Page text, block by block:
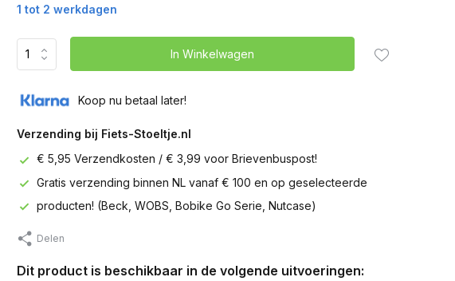
1 tot 2 werkdagen
In Winkelwagen
Koop nu betaal later!
Verzending bij Fiets-Stoeltje.nl
€ 5,95 Verzendkosten / € 3,99 voor Brievenbuspost!
Gratis verzending binnen NL vanaf € 100 en op geselecteerde
producten! (Beck, WOBS, Bobike Go Serie, Nutcase)
Delen
Dit product is beschikbaar in de volgende uitvoeringen: